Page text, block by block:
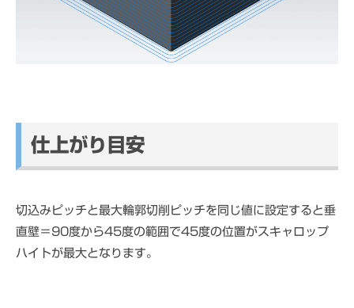
仕上がり目安
切込みピッチと最大輪郭切削ピッチを同じ値に設定すると垂
直壁＝90度から45度の範囲で45度の位置がスキャロップ
ハイトが最大となります。